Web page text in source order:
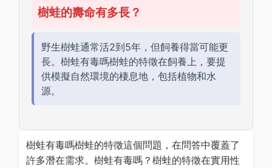
樹蛙的壽命有多長？
野生樹蛙通常活2到5年，但飼養得當可能更
長。樹蛙有毒嗎樹蛙的特徵在飼養上，要提
供模擬自然環境的棲息地，包括植物和水
源。
樹蛙有毒嗎樹蛙的特徵這個問題，在問答中覆蓋了
許多潛在需求。樹蛙有毒嗎？樹蛙的特徵在實用性